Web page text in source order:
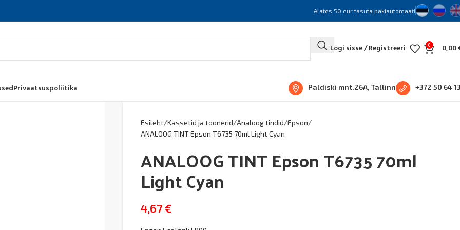
Alates 50 eur tasuta pakiautomaati
Logi sisse / Registreeri 0 0,00
Privaatsuspoliitika Paldiski mnt.26A, Tallinn +372 50 64
Esileht Kassetid ja toonerid Analoog tindid Epson
ANALOOG TINT Epson T6735 70ml Light Cyan
ANALOOG TINT Epson T6735 70ml
Light Cyan
4,67 €